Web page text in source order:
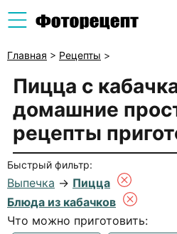
Главная > Рецепты >
Пицца с
домашние
рецепты
Быстрый фильтр:
Выпечка → Пицца
Блюда из кабачков
Что можно приготовить: